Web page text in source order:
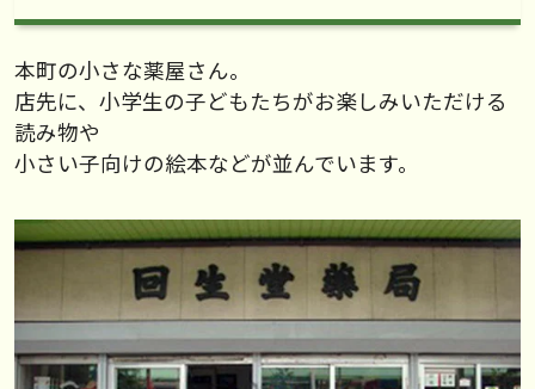
本町の小さな薬屋さん。
店先に、小学生の子どもたちがお楽しみいただける
読み物や
小さい子向けの絵本などが並んでいます。